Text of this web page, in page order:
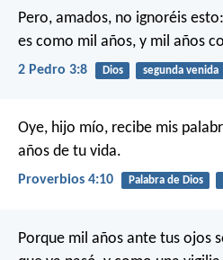
Pero, amados, no ignoréis
es como mil años, y mil años
2 Pedro 3:8 Dios segunda venida
Oye, hijo mío, recibe mis
años de tu vida.
Proverbios 4:10 Palabra de Dios
Porque mil años ante tus ojos